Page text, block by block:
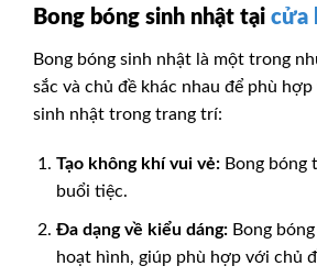
Bong bóng sinh nhật tại cửa
Bong bóng sinh nhật là một trong
sắc và chủ đề khác nhau để phù
sinh nhật trong trang trí:
Tạo không khí vui vẻ:Bong bóng
buổi tiệc.
Đa dạng về kiểu dáng:Bong bóng
hoạt hình, giúp phù hợp với chủ